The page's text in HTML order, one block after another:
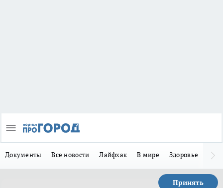
Документы Все новости Лайфхак В мире Здоровье
Принять